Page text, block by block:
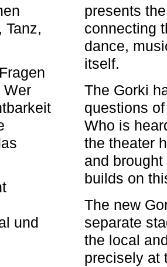
Tanz,
Wer
und
presents
connecting
dance,
itself.
The Gorki
questions
Who is
the theater
and
builds on
The new
separate
the local
precisely at